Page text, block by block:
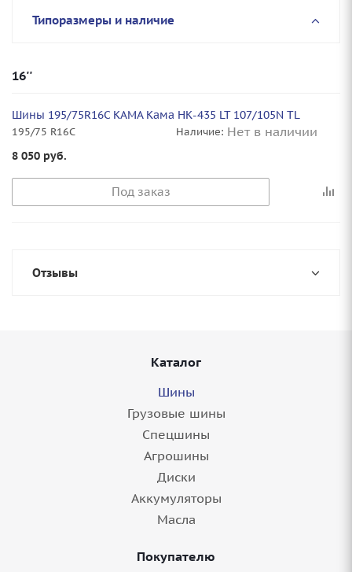
Типоразмеры и наличие
16''
Шины 195/75R16C KAMA Кама НК-435 LT 107/105N TL
195/75 R16C Наличие: Нет в наличии
8 050 руб.
Под заказ
Отзывы
Каталог
Шины
Грузовые шины
Спецшины
Агрошины
Диски
Аккумуляторы
Масла
Покупателю